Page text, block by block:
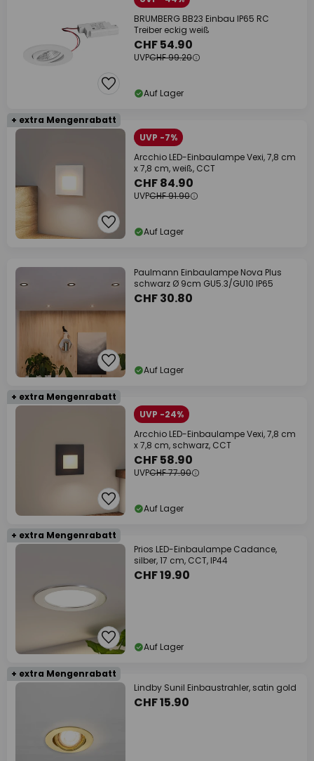
BRUMBERG BB23 Einbau IP65 RC
Treiber eckig weiß
CHF 54.90
UVPCHF 99.20
Auf Lager
+ extra Mengenrabatt
UVP -7%
Arcchio LED-Einbaulampe Vexi, 7,8 cm
x 7,8 cm, weiß, CCT
CHF 84.90
UVPCHF 91.90
Auf Lager
Paulmann Einbaulampe Nova Plus
schwarz Ø 9cm GU5.3/GU10 IP65
CHF 30.80
Auf Lager
+ extra Mengenrabatt
UVP -24%
Arcchio LED-Einbaulampe Vexi, 7,8 cm
x 7,8 cm, schwarz, CCT
CHF 58.90
UVPCHF 77.90
Auf Lager
+ extra Mengenrabatt
Prios LED-Einbaulampe Cadance,
silber, 17 cm, CCT, IP44
CHF 19.90
Auf Lager
+ extra Mengenrabatt
Lindby Sunil Einbaustrahler, satin gold
CHF 15.90